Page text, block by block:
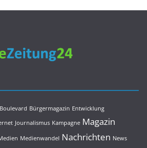
Boulevard Bürgermagazin Entwicklung
Journalismus Kampagne Magazin
Medienwandel Nachrichten News